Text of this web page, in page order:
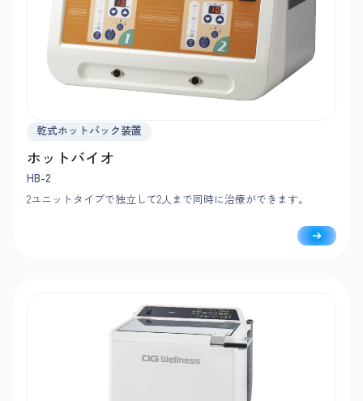
乾式ホットパック装置
ホットバイオ
HB-2
2ユニットタイプで独立して2人まで同時に治療ができます。